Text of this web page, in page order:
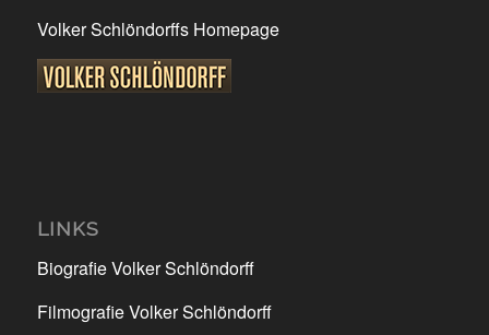
Volker Schlöndorffs Homepage
LINKS
Biografie Volker Schlöndorff
Filmografie Volker Schlöndorff